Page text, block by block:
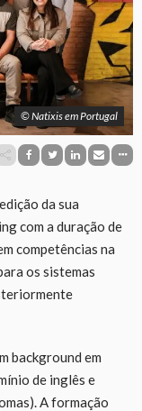
© Natixis em Portugal
da sua
com a duração de
competências na
os sistemas
background em
de inglês e
A formação